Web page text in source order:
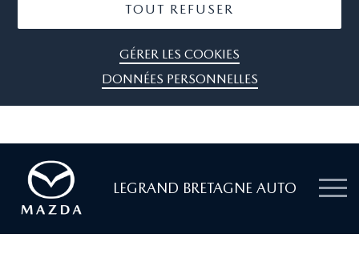
TOUT REFUSER
GÉRER LES COOKIES
DONNÉES PERSONNELLES
LEGRAND BRETAGNE AUTO